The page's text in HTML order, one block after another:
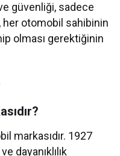
güvenliği, sadece
her otomobil sahibinin
olması gerektiğinin
markasıdır. 1927
dayanıklılık